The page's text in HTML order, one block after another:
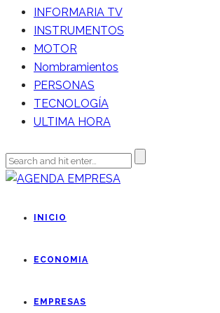
INFORMARIA TV
INSTRUMENTOS
MOTOR
Nombramientos
PERSONAS
TECNOLOGÍA
ULTIMA HORA
INICIO
ECONOMIA
EMPRESAS